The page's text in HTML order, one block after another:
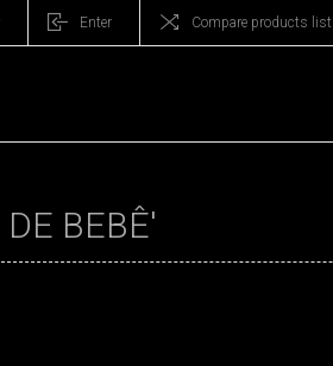
Enter Compare products list
BEBÊ'